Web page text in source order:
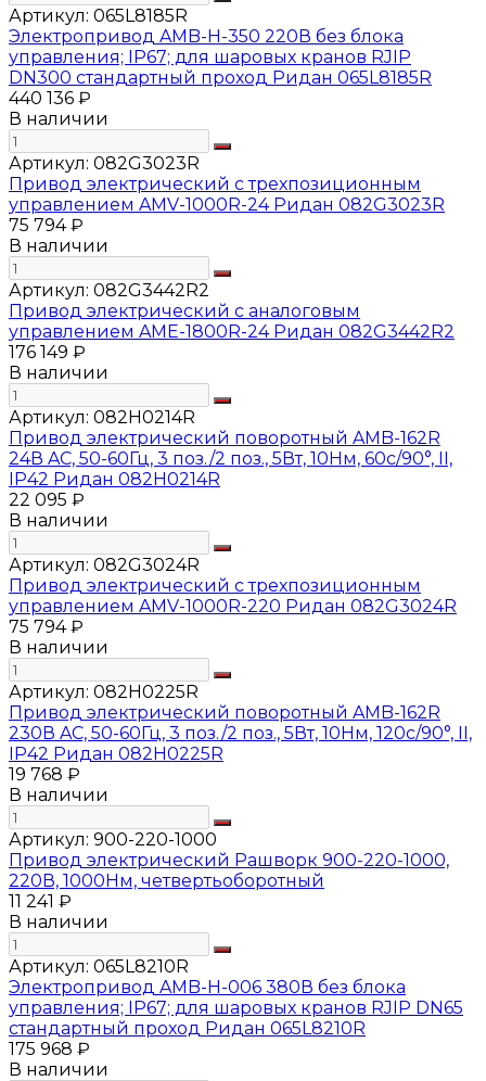
Артикул: 065L8185R
Электропривод AMB-H-350 220В без блока
управления; IP67; для шаровых кранов RJIP
DN300 стандартный проход Ридан 065L8185R
440 136 ₽
В наличии
Артикул: 082G3023R
Привод электрический с трехпозиционным
управлением AMV-1000R-24 Ридан 082G3023R
75 794 ₽
В наличии
Артикул: 082G3442R2
Привод электрический с аналоговым
управлением AME-1800R-24 Ридан 082G3442R2
176 149 ₽
В наличии
Артикул: 082H0214R
Привод электрический поворотный AMB-162R
24В AC, 50-60Гц, 3 поз./2 поз., 5Вт, 10Нм, 60с/90°, II,
IP42 Ридан 082H0214R
22 095 ₽
В наличии
Артикул: 082G3024R
Привод электрический с трехпозиционным
управлением AMV-1000R-220 Ридан 082G3024R
75 794 ₽
В наличии
Артикул: 082H0225R
Привод электрический поворотный AMB-162R
230В AC, 50-60Гц, 3 поз./2 поз., 5Вт, 10Нм, 120с/90°, II,
IP42 Ридан 082H0225R
19 768 ₽
В наличии
Артикул: 900-220-1000
Привод электрический Рашворк 900-220-1000,
220В, 1000Нм, четвертьоборотный
11 241 ₽
В наличии
Артикул: 065L8210R
Электропривод AMB-H-006 380В без блока
управления; IP67; для шаровых кранов RJIP DN65
стандартный проход Ридан 065L8210R
175 968 ₽
В наличии